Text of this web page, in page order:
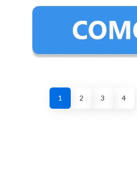
1 2 3 4